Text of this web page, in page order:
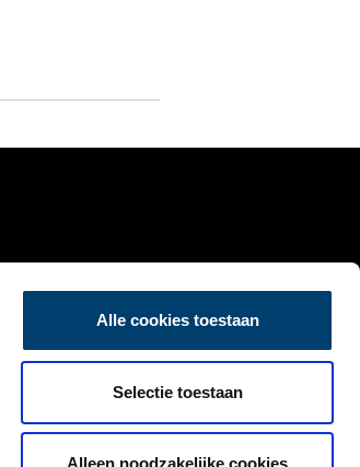
Alle cookies toestaan
Selectie toestaan
Alleen noodzakelijke cookies